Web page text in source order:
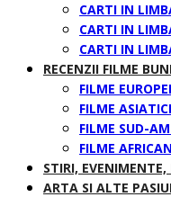
CARTI IN
CARTI IN
CARTI IN
RECENZII FILME
FILME
FILME
FILME SUD-
FILME
STIRI, EVENIMENTE,
ARTA SI ALTE